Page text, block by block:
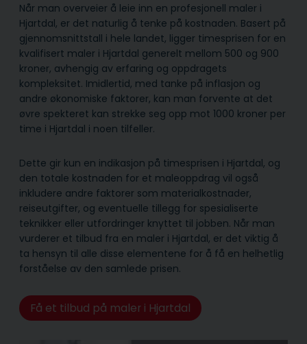
Når man overveier å leie inn en profesjonell maler i
Hjartdal, er det naturlig å tenke på kostnaden. Basert på
gjennomsnittstall i hele landet, ligger timesprisen for en
kvalifisert maler i Hjartdal generelt mellom 500 og 900
kroner, avhengig av erfaring og oppdragets
kompleksitet. Imidlertid, med tanke på inflasjon og
andre økonomiske faktorer, kan man forvente at det
øvre spekteret kan strekke seg opp mot 1000 kroner per
time i Hjartdal i noen tilfeller.
Dette gir kun en indikasjon på timesprisen i Hjartdal, og
den totale kostnaden for et maleoppdrag vil også
inkludere andre faktorer som materialkostnader,
reiseutgifter, og eventuelle tillegg for spesialiserte
teknikker eller utfordringer knyttet til jobben. Når man
vurderer et tilbud fra en maler i Hjartdal, er det viktig å
ta hensyn til alle disse elementene for å få en helhetlig
forståelse av den samlede prisen.
Få et tilbud på maler i Hjartdal